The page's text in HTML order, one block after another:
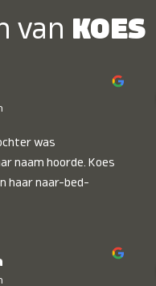
van KOES
was
naam hoorde. Koes
haar naar-bed-